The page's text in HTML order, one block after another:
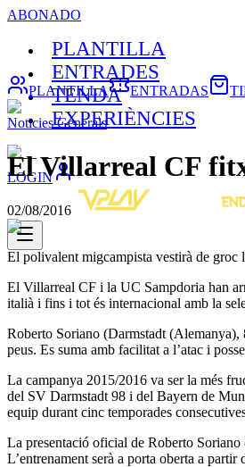
ABONADO
PLANTILLA
ENTRADES
TENDA
EXPERIÈNCIES
LOGIN
PLANTILLA ENTRADAS
Noticies Generals
El Villarreal CF
02/08/2016
El polivalent migcampista vestirà de groc
El Villarreal CF i la UC Sampdoria han
italià i fins i tot és internacional amb la
Roberto Soriano (Darmstadt (Alemanya),
peus. Es suma amb facilitat a l’atac i
La campanya 2015/2016 va ser la més
del SV Darmstadt 98 i del Bayern de
equip durant cinc temporades
La presentació oficial de Roberto Soriano
L’entrenament serà a porta oberta a